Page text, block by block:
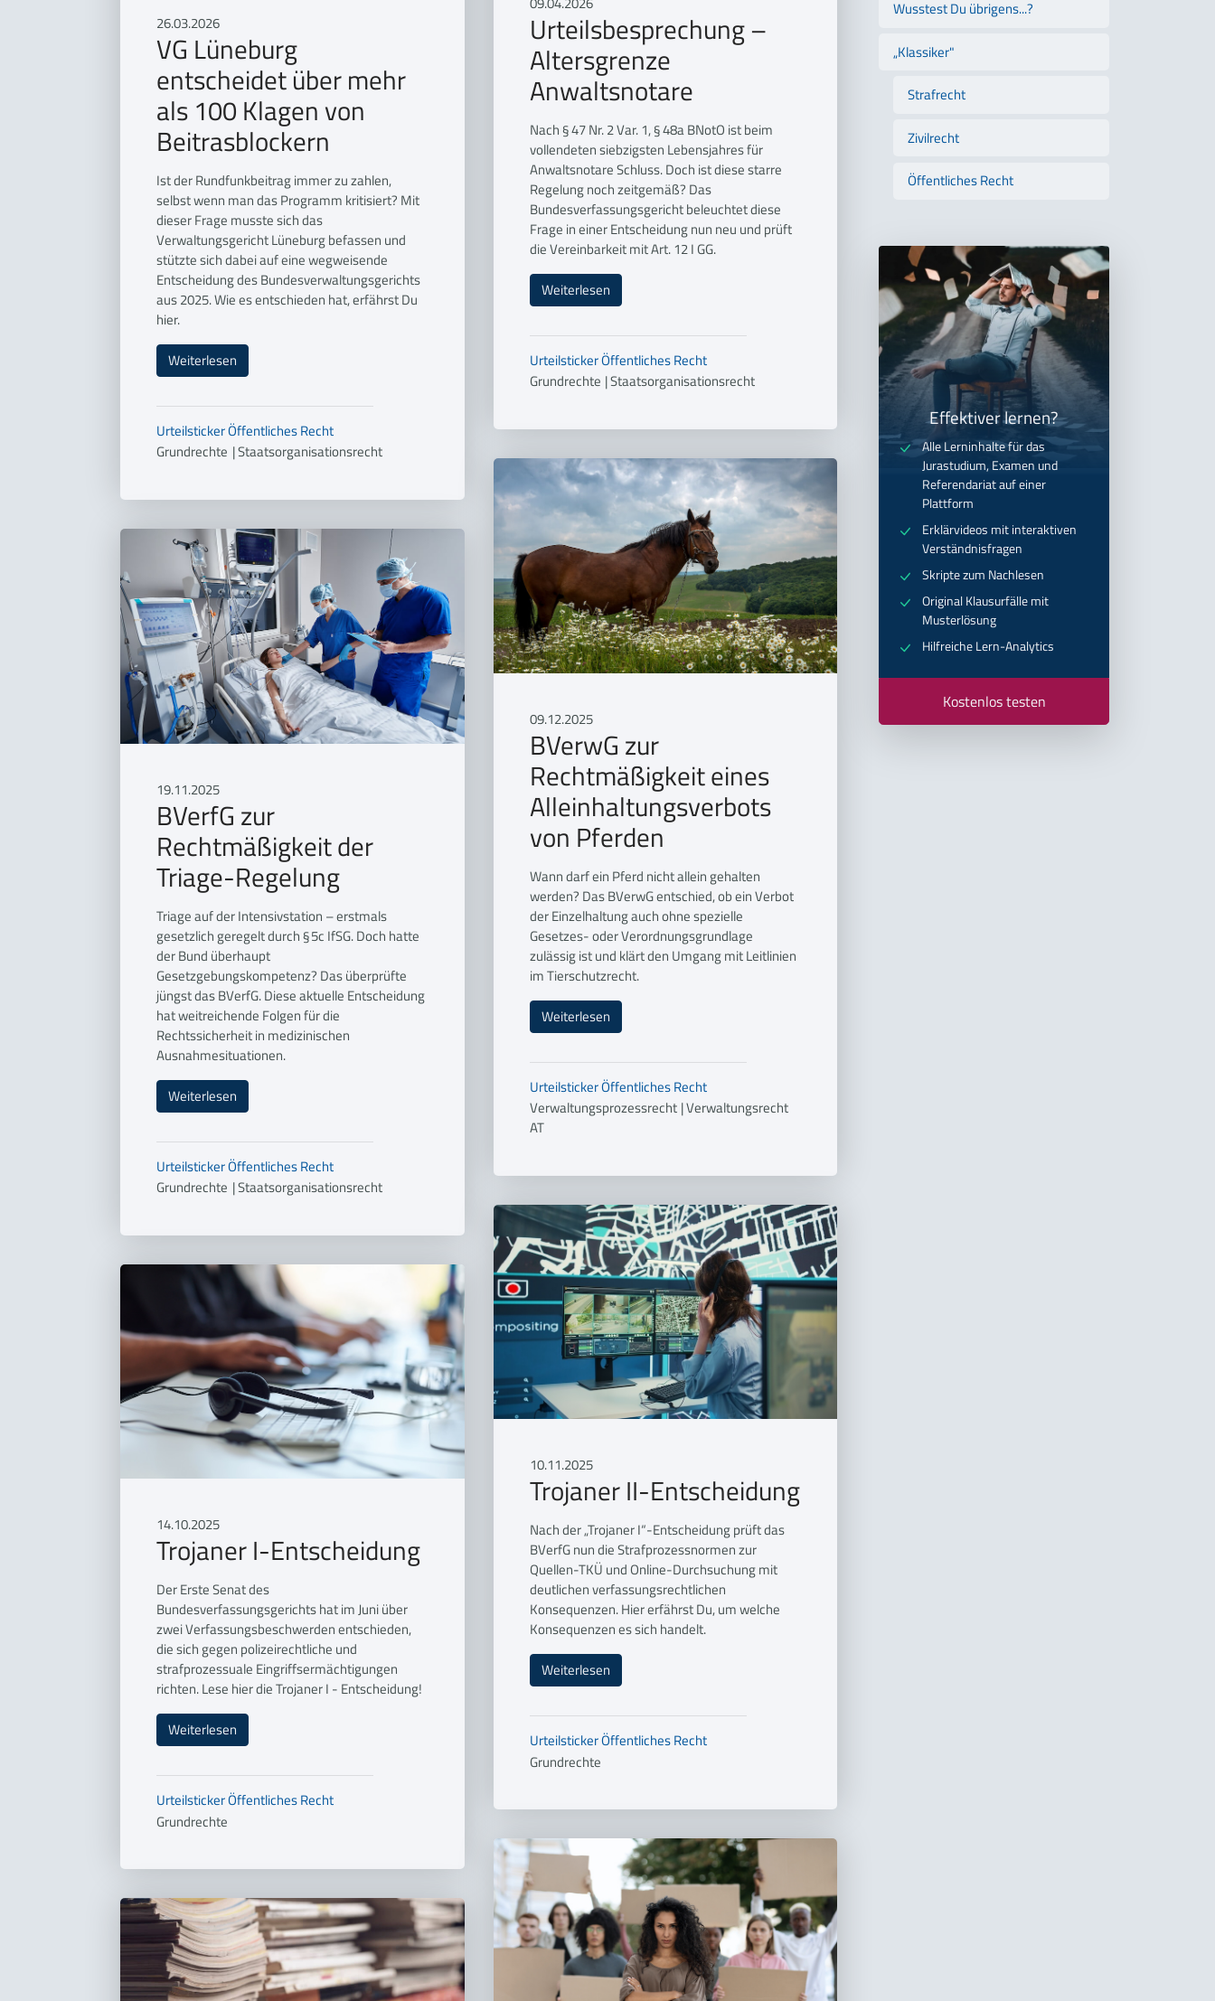
Urteilsbesprechung –
Altersgrenze
Anwaltsnotare
Nach § 47 Nr. 2 Var. 1, § 48a BNotO ist beim
vollendeten siebzigsten Lebensjahres für
Anwaltsnotare Schluss. Doch ist diese starre
Regelung noch zeitgemäß? Das
Bundesverfassungsgericht beleuchtet diese
Frage in einer Entscheidung nun neu und prüft
die Vereinbarkeit mit Art. 12 I GG.
Weiterlesen
UrteilstickerÖffentliches Recht
Grundrechte |Staatsorganisationsrecht
26.03.2026
VG Lüneburg
entscheidet über mehr
als 100 Klagen von
Beitrasblockern
Ist der Rundfunkbeitrag immer zu zahlen,
selbst wenn man das Programm kritisiert? Mit
dieser Frage musste sich das
Verwaltungsgericht Lüneburg befassen und
stützte sich dabei auf eine wegweisende
Entscheidung des Bundesverwaltungsgerichts
aus 2025. Wie es entschieden hat, erfährst Du
hier.
Weiterlesen
UrteilstickerÖffentliches Recht
Grundrechte |Staatsorganisationsrecht
09.12.2025
BVerwG zur
Rechtmäßigkeit eines
Alleinhaltungsverbots
von Pferden
Wann darf ein Pferd nicht allein gehalten
werden? Das BVerwG entschied, ob ein Verbot
der Einzelhaltung auch ohne spezielle
Gesetzes- oder Verordnungsgrundlage
zulässig ist und klärt den Umgang mit Leitlinien
im Tierschutzrecht.
Weiterlesen
UrteilstickerÖffentliches Recht
Verwaltungsprozessrecht |Verwaltungsrecht
AT
19.11.2025
BVerfG zur
Rechtmäßigkeit der
Triage-Regelung
Triage auf der Intensivstation – erstmals
gesetzlich geregelt durch § 5c IfSG. Doch hatte
der Bund überhaupt
Gesetzgebungskompetenz? Das überprüfte
jüngst das BVerfG. Diese aktuelle Entscheidung
hat weitreichende Folgen für die
Rechtssicherheit in medizinischen
Ausnahmesituationen.
Weiterlesen
UrteilstickerÖffentliches Recht
Grundrechte |Staatsorganisationsrecht
10.11.2025
Trojaner II-Entscheidung
Nach der „Trojaner I“-Entscheidung prüft das
BVerfG nun die Strafprozessnormen zur
Quellen-TKÜ und Online-Durchsuchung mit
deutlichen verfassungsrechtlichen
Konsequenzen. Hier erfährst Du, um welche
Konsequenzen es sich handelt.
Weiterlesen
UrteilstickerÖffentliches Recht
Grundrechte
14.10.2025
Trojaner I-Entscheidung
Der Erste Senat des
Bundesverfassungsgerichts hat im Juni über
zwei Verfassungsbeschwerden entschieden,
die sich gegen polizeirechtliche und
strafprozessuale Eingriffsermächtigungen
richten. Lese hier die Trojaner I - Entscheidung!
Weiterlesen
UrteilstickerÖffentliches Recht
Grundrechte
Wusstest Du übrigens...?
„Klassiker"
Strafrecht
Zivilrecht
Öffentliches Recht
Effektiver lernen?
Alle Lerninhalte für das
Jurastudium, Examen und
Referendariat auf einer
Plattform
Erklärvideos mit interaktiven
Verständnisfragen
Skripte zum Nachlesen
Original Klausurfälle mit
Musterlösung
Hilfreiche Lern-Analytics
Kostenlos testen